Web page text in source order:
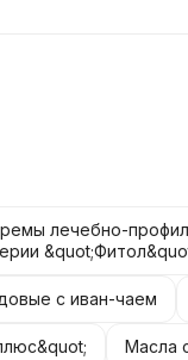
лечебно-
с иван-чаем
Масла